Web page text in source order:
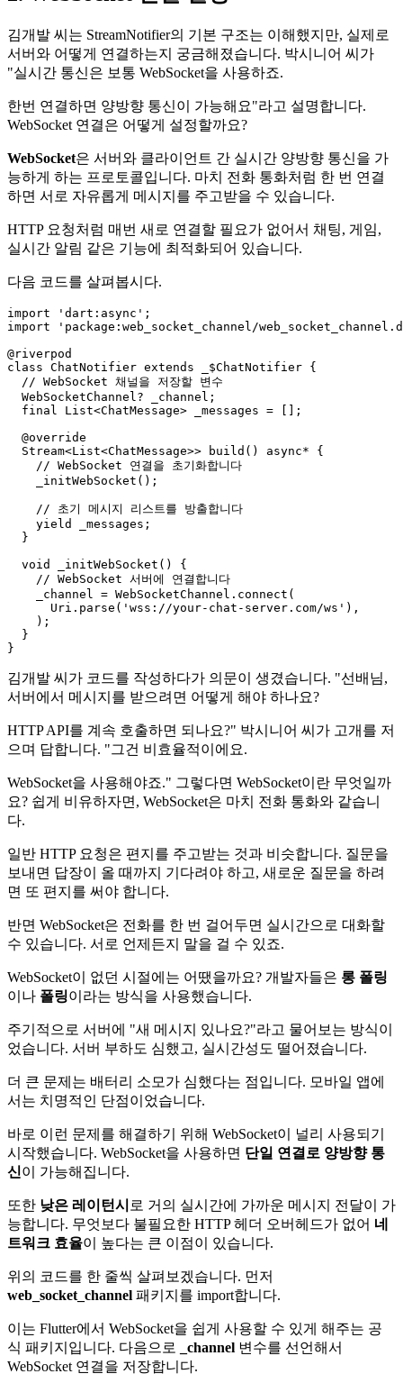
김개발 씨는 StreamNotifier의 기본 구조는 이해했지만, 실제로
서버와 어떻게 연결하는지 궁금해졌습니다. 박시니어 씨가
"실시간 통신은 보통 WebSocket을 사용하죠.
한번 연결하면 양방향 통신이 가능해요"라고 설명합니다.
WebSocket 연결은 어떻게 설정할까요?
WebSocket은 서버와 클라이언트 간 실시간 양방향 통신을 가
능하게 하는 프로토콜입니다. 마치 전화 통화처럼 한 번 연결
하면 서로 자유롭게 메시지를 주고받을 수 있습니다.
HTTP 요청처럼 매번 새로 연결할 필요가 없어서 채팅, 게임,
실시간 알림 같은 기능에 최적화되어 있습니다.
다음 코드를 살펴봅시다.
import 'dart:async';
import 'package:web_socket_channel/
@riverpod
class ChatNotifier extends _$ChatNotifier {
  // WebSocket 채널을 저장할 변수
  WebSocketChannel? _channel;
  final List<ChatMessage> _messages = [];
  @override
  Stream<List<ChatMessage>> build() async* {
    // WebSocket 연결을 초기화합니다
    _initWebSocket();
    // 초기 메시지 리스트를 방출합니다
    yield _messages;
  }
  void _initWebSocket() {
    // WebSocket 서버에 연결합니다
    _channel = WebSocketChannel.connect(
      Uri.parse('wss://your-chat-server.com/ws'),
    );
  }
김개발 씨가 코드를 작성하다가 의문이 생겼습니다. "선배님,
서버에서 메시지를 받으려면 어떻게 해야 하나요?
HTTP API를 계속 호출하면 되나요?" 박시니어 씨가 고개를 저
으며 답합니다. "그건 비효율적이에요.
WebSocket을 사용해야죠." 그렇다면 WebSocket이란 무엇일까
요? 쉽게 비유하자면, WebSocket은 마치 전화 통화와 같습니
다.
일반 HTTP 요청은 편지를 주고받는 것과 비슷합니다. 질문을
보내면 답장이 올 때까지 기다려야 하고, 새로운 질문을 하려
면 또 편지를 써야 합니다.
반면 WebSocket은 전화를 한 번 걸어두면 실시간으로 대화할
수 있습니다. 서로 언제든지 말을 걸 수 있죠.
WebSocket이 없던 시절에는 어땠을까요? 개발자들은 롱 폴링
이나 폴링이라는 방식을 사용했습니다.
주기적으로 서버에 "새 메시지 있나요?"라고 물어보는 방식이
었습니다. 서버 부하도 심했고, 실시간성도 떨어졌습니다.
더 큰 문제는 배터리 소모가 심했다는 점입니다. 모바일 앱에
서는 치명적인 단점이었습니다.
바로 이런 문제를 해결하기 위해 WebSocket이 널리 사용되기
시작했습니다. WebSocket을 사용하면 단일 연결로 양방향 통
신이 가능해집니다.
또한 낮은 레이턴시 로 거의 실시간에 가까운 메시지 전달이 가
능합니다. 무엇보다 불필요한 HTTP 헤더 오버헤드가 없어 네
트워크 효율이 높다는 큰 이점이 있습니다.
위의 코드를 한 줄씩 살펴보겠습니다. 먼저
web_socket_channel 패키지를 import합니다.
이는 Flutter에서 WebSocket을 쉽게 사용할 수 있게 해주는 공
식 패키지입니다. 다음으로
_channel 변수를 선언해서
WebSocket 연결을 저장합니다.